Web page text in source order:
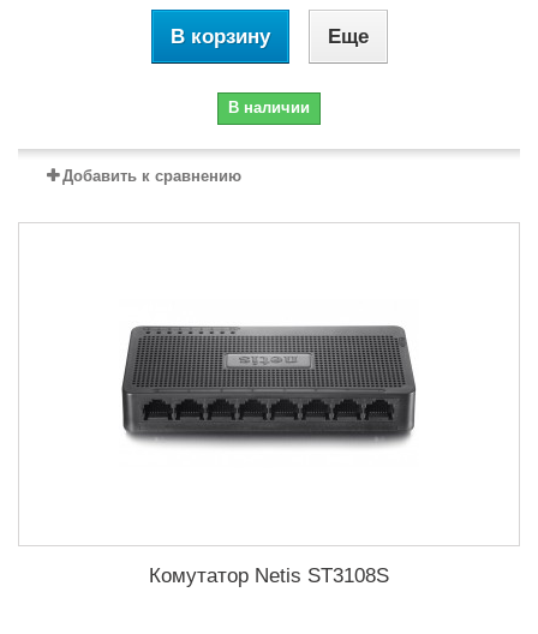
В корзину Еще
В наличии
Добавить к сравнению
Комутатор Netis ST3108S